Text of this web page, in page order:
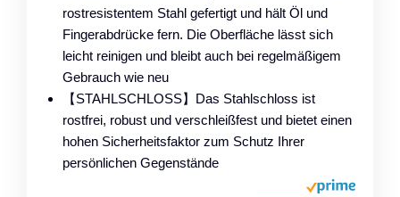
rostresistentem Stahl gefertigt und hält Öl und
Fingerabdrücke fern. Die Oberfläche lässt sich
leicht reinigen und bleibt auch bei regelmäßigem
Gebrauch wie neu
【STAHLSCHLOSS】Das Stahlschloss ist
rostfrei, robust und verschleißfest und bietet einen
hohen Sicherheitsfaktor zum Schutz Ihrer
persönlichen Gegenstände